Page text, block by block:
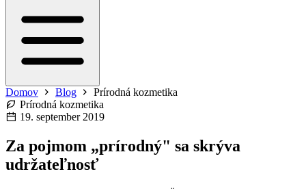
Domov Blog
Prírodná kozmetika
Prírodná kozmetika
19. september 2019
Za pojmom „prírodný" sa skrýva
udržateľnosť